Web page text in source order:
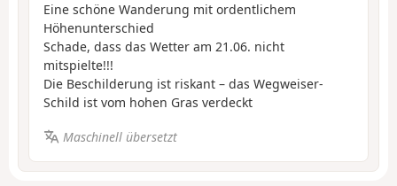
Eine schöne Wanderung mit ordentlichem
Höhenunterschied
Schade, dass das Wetter am 21.06. nicht
mitspielte!!!
Die Beschilderung ist riskant – das Wegweiser-
Schild ist vom hohen Gras verdeckt
Maschinell übersetzt